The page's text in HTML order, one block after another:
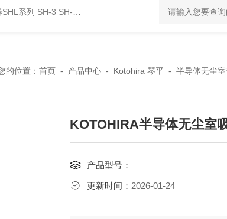
系列 SH-3 SH-4DAICO大浩研热水平热空气产生加热器SH系列
的位置： 首页- 产品中心- Kotohira 琴平- 半导体无尘
KOTOHIRA半导体无尘室
产品型号：
更新时间： 2026-01-24